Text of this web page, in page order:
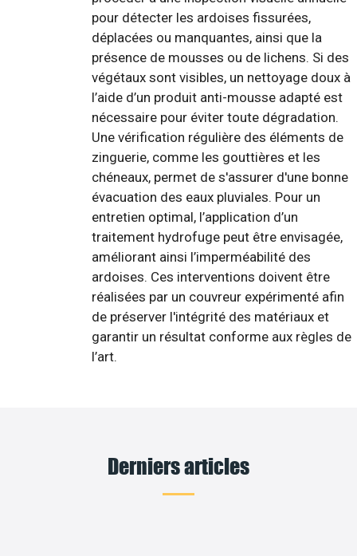
pour détecter les ardoises fissurées,
déplacées ou manquantes, ainsi que la
présence de mousses ou de lichens. Si des
végétaux sont visibles, un nettoyage doux à
l’aide d’un produit anti-mousse adapté est
nécessaire pour éviter toute dégradation.
Une vérification régulière des éléments de
zinguerie, comme les gouttières et les
chéneaux, permet de s'assurer d'une bonne
évacuation des eaux pluviales. Pour un
entretien optimal, l’application d’un
traitement hydrofuge peut être envisagée,
améliorant ainsi l’imperméabilité des
ardoises. Ces interventions doivent être
réalisées par un couvreur expérimenté afin
de préserver l'intégrité des matériaux et
garantir un résultat conforme aux règles de
l’art.
Derniers articles